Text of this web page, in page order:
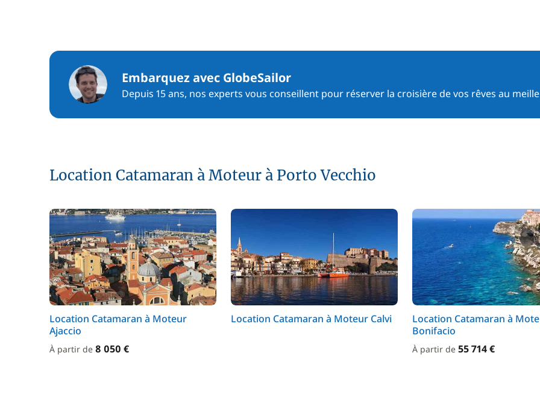
Embarquez avec GlobeSailor
Depuis 15 ans, nos experts vous conseillent pour réserver la croisière de vos rêves au
Location Catamaran à Moteur à Porto Vecchio
Location Catamaran à Moteur
Ajaccio
À partir de 8 050 €
Location Catamaran à Moteur Calvi
Location Catamaran à
Bonifacio
À partir de 55 714 €